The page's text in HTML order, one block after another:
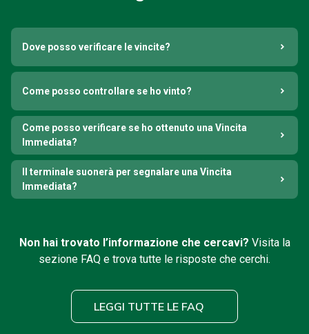
Dove posso verificare le vincite?
Come posso controllare se ho vinto?
Come posso verificare se ho ottenuto una Vincita
Immediata?
Il terminale suonerà per segnalare una Vincita
Immediata?
Non hai trovato l’informazione che cercavi? Visita la
sezione FAQ e trova tutte le risposte che cerchi.
LEGGI TUTTE LE FAQ